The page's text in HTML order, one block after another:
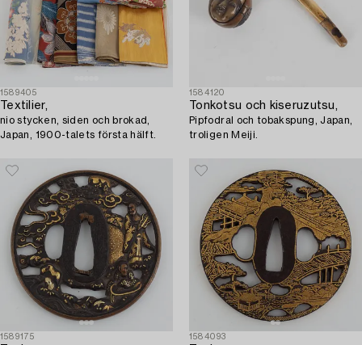
1589405
Textilier,
nio stycken, siden och brokad,
Japan, 1900-talets första hälft.
1584120
Tonkotsu och kiseruzutsu,
Pipfodral och tobakspung, Japan,
troligen Meiji.
1589175 1584093